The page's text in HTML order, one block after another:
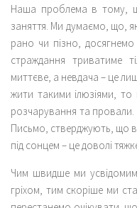
Наша проблема в тому,
заняття. Ми думаємо, що,
рано чи пізно,
страждання триватиме
миттєве, а невдача – це
жити такими ілюзіями,
розчарування та
Письмо, стверджують, що
під сонцем – це доволі
Чим швидше ми
гріхом, тим скоріше ми